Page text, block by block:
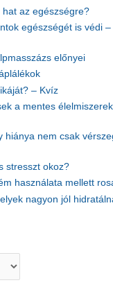
az egészségre?
egészségét is védi
előnyei
– Kvíz
a mentes
hiánya nem csak
stresszt okoz?
használata mellett
nagyon jól